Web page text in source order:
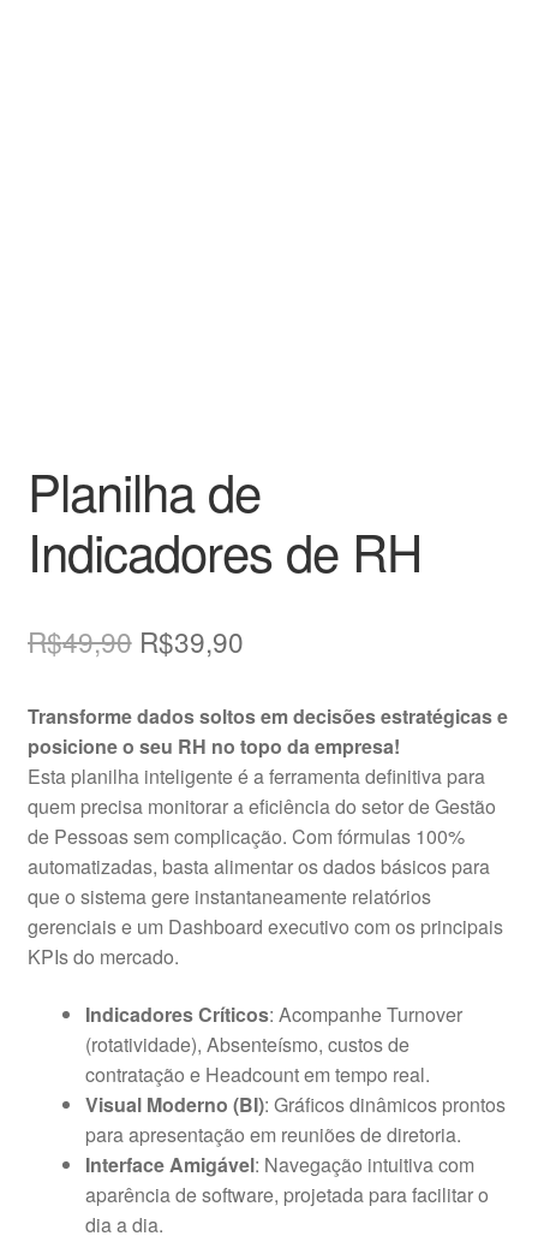
Planilha de
Indicadores de RH
R$49,90 O
original
era:
R$49,90.
R$39,90O
atual
é:
R$39,90.
Transforme dados soltos em decisões estratégicas e
posicione o seu RH no topo da empresa!
Esta planilha inteligente é a ferramenta definitiva para
quem precisa monitorar a eficiência do setor de Gestão
de Pessoas sem complicação. Com fórmulas 100%
automatizadas, basta alimentar os dados básicos para
que o sistema gere instantaneamente relatórios
gerenciais e um Dashboard executivo com os principais
KPIs do mercado.
Indicadores Críticos: Acompanhe Turnover
(rotatividade), Absenteísmo, custos de
contratação e Headcount em tempo real.
Visual Moderno (BI): Gráficos dinâmicos prontos
para apresentação em reuniões de diretoria.
Interface Amigável: Navegação intuitiva com
aparência de software, projetada para facilitar o
dia a dia.